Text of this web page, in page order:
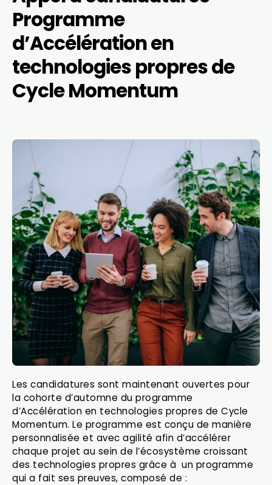
Programme
d’Accélération en
technologies propres de
Cycle Momentum
Les candidatures sont maintenant ouvertes pour
la cohorte d’automne du programme
d’Accélération en technologies propres de Cycle
Momentum. Le programme est conçu de manière
personnalisée et avec agilité afin d’accélérer
chaque projet au sein de l’écosystème croissant
des technologies propres grâce à un programme
qui a fait ses preuves, composé de :